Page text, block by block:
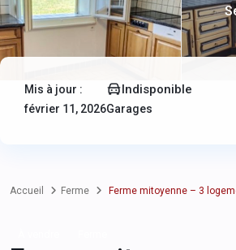
Mis à jour :
février 11, 2026
Indisponible
Garages
Accueil Ferme Ferme mitoyenne – 3